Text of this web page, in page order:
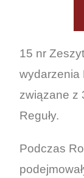
15 nr
wydarzenia
związane z
Reguły.
Podczas